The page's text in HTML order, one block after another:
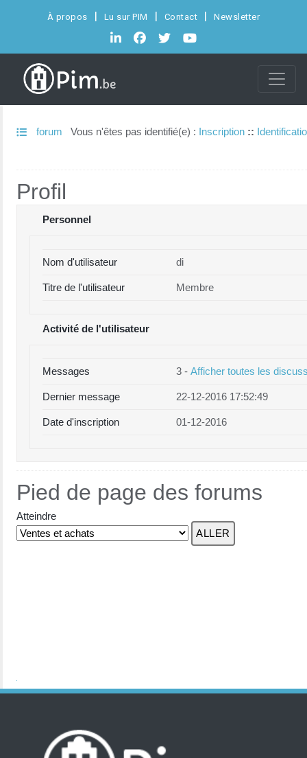
À propos Lu sur PIM Contact Newsletter
forum Vous n'êtes pas identifié(e) : Inscription ::
Profil
Personnel
Nom d'utilisateur di
Titre de l'utilisateur Membre
Activité de l'utilisateur
Messages 3 - Afficher toutes les
Dernier message 22-12-2016 17:52:49
Date d'inscription 01-12-2016
Pied de page des forums
Atteindre